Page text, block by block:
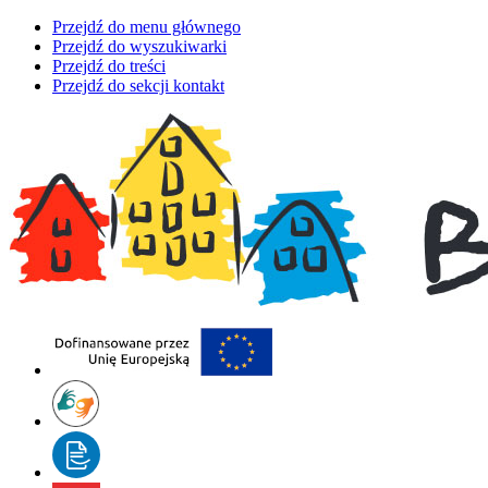
Przejdź do menu głównego
Przejdź do wyszukiwarki
Przejdź do treści
Przejdź do sekcji kontakt